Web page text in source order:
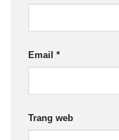
Email *
Trang web